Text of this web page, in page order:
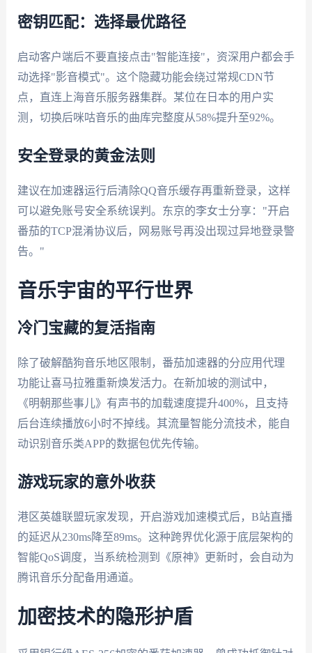
密钥匹配：选择最优路径
启动客户端后不要直接点击"智能连接"，资深用户都会手
动选择"影音模式"。这个隐藏功能会绕过常规CDN节
点，直连上海音乐服务器集群。某位在日本的用户实
测，切换后咪咕音乐的曲库完整度从58%提升至92%。
安全登录的黄金法则
建议在加速器运行后清除QQ音乐缓存再重新登录，这样
可以避免账号安全系统误判。东京的李女士分享："开启
番茄的TCP混淆协议后，网易账号再没出现过异地登录警
告。"
音乐宇宙的平行世界
冷门宝藏的复活指南
除了破解酷狗音乐地区限制，番茄加速器的分应用代理
功能让喜马拉雅重新焕发活力。在新加坡的测试中，
《明朝那些事儿》有声书的加载速度提升400%，且支持
后台连续播放6小时不掉线。其流量智能分流技术，能自
动识别音乐类APP的数据包优先传输。
游戏玩家的意外收获
港区英雄联盟玩家发现，开启游戏加速模式后，B站直播
的延迟从230ms降至89ms。这种跨界优化源于底层架构的
智能QoS调度，当系统检测到《原神》更新时，会自动为
腾讯音乐分配备用通道。
加密技术的隐形护盾